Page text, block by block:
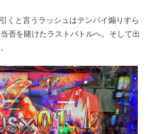
くと言うラッシュはテンパイ煽りすら
否を賭けたラストバトルへ。そして出